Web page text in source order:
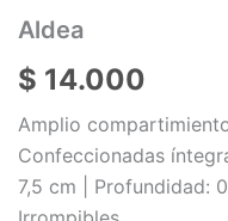
Aldea
$ 14.000
Amplio
Confeccionadas
7,5 cm | Profundidad: